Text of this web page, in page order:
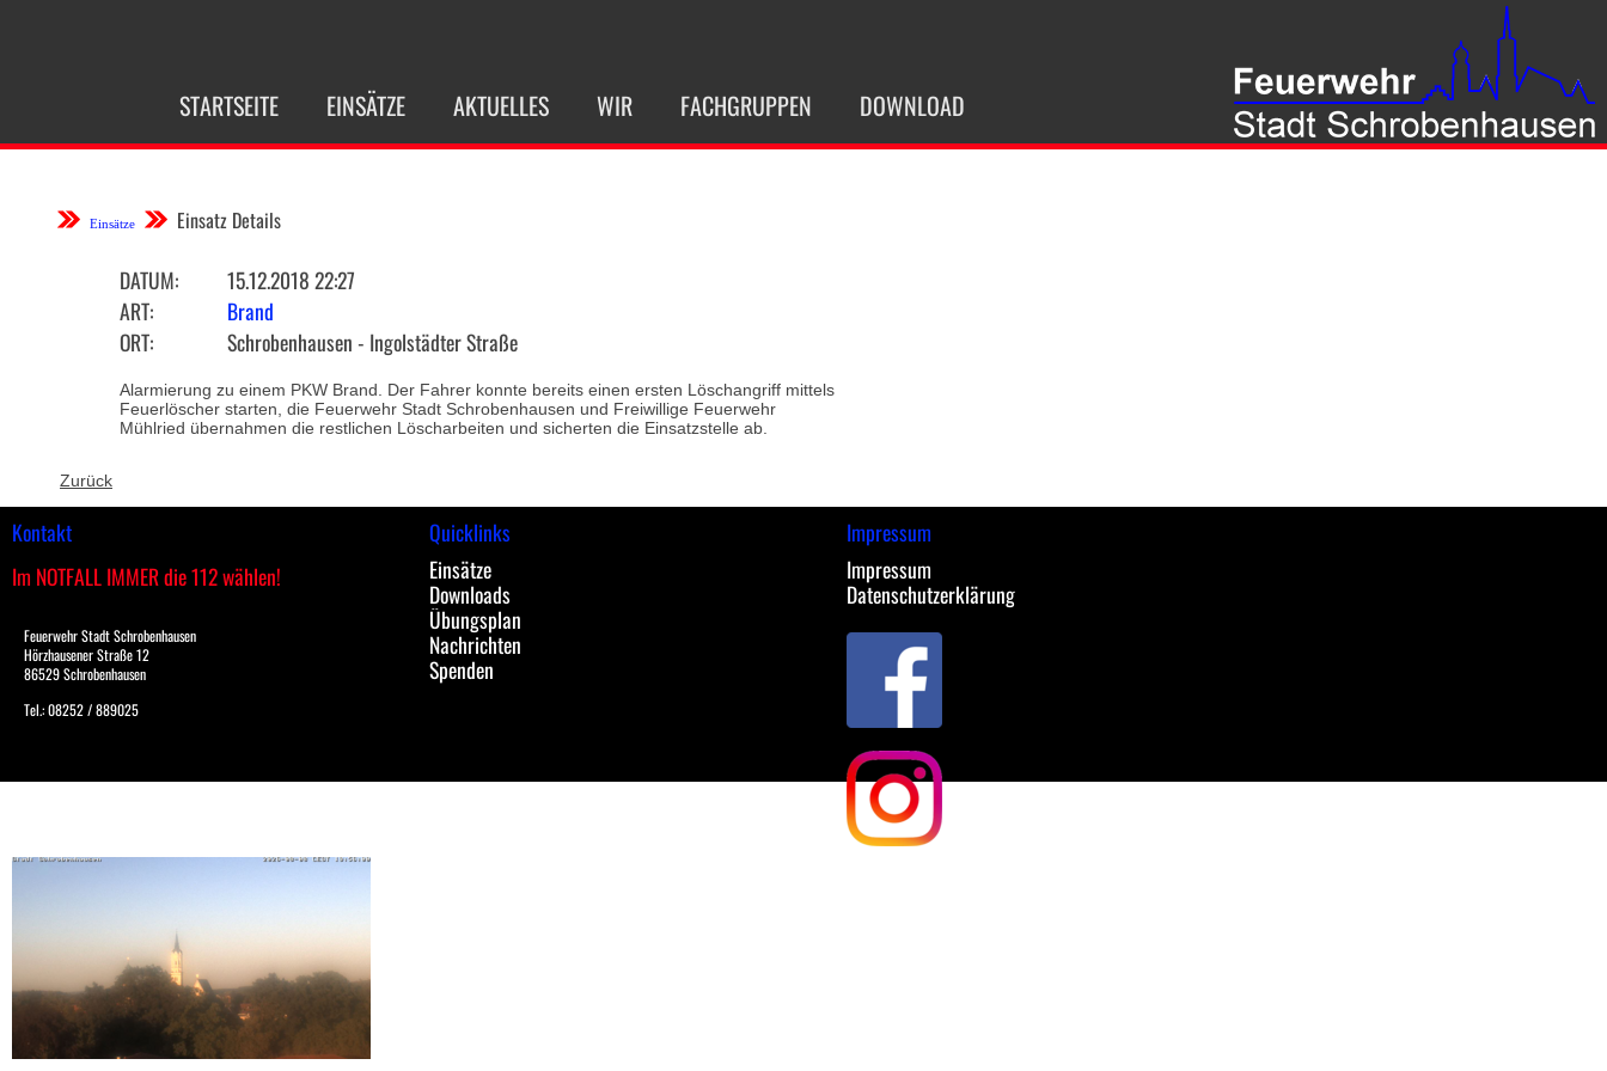
STARTSEITE EINSÄTZE AKTUELLES WIR FACHGRUPPEN DOWNLOAD
Einsätze Einsatz Details
DATUM:
15.12.2018 22:27
ART:
Brand
ORT:
Schrobenhausen - Ingolstädter Straße
Alarmierung zu einem PKW Brand. Der Fahrer konnte bereits einen ersten Löschangriff mittels
Feuerlöscher starten, die Feuerwehr Stadt Schrobenhausen und Freiwillige Feuerwehr
Mühlried übernahmen die restlichen Löscharbeiten und sicherten die Einsatzstelle ab.
Zurück
Kontakt
Im NOTFALL IMMER die 112 wählen!
Feuerwehr Stadt Schrobenhausen
Hörzhausener Straße 12
86529 Schrobenhausen
Tel.: 08252 / 889025
Quicklinks
Einsätze
Downloads
Übungsplan
Nachrichten
Spenden
Impressum
Impressum
Datenschutzerklärung